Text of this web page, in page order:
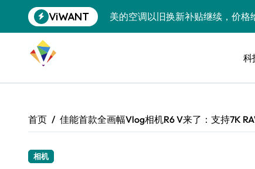
到
ViWANT
美的空调以旧换新补贴继续，价格
黄金瞬间冲破4200，白银狂飙
特斯拉中国卖第五，丰田一季净
Xbox七月大崩盘：裁员3200、卖
科
首页 佳能首款全画幅Vlog相机R6 V来了：支持7K
相机